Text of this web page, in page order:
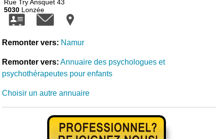
Rue Try Ansquet 43
5030 Lonzée
Remonter vers: Namur
Remonter vers: Annuaire des psychologues et
psychothérapeutes pour enfants
Choisir un autre annuaire